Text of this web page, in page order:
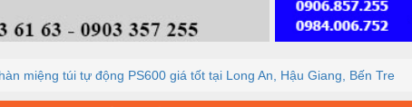
miệng túi tự động PS600 giá tốt tại Long An, Hậu Giang, Bến Tre